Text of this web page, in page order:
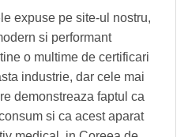
expuse pe site-ul nostru,
si performant
o multime de certificari
industrie, dar cele mai
demonstreaza faptul ca
si ca acest aparat